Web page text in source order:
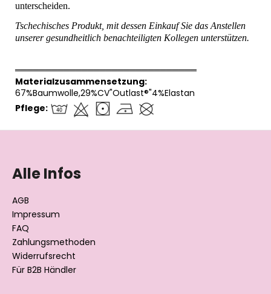
unterscheiden.
Tschechisches Produkt, mit dessen Einkauf Sie das Anstellen
unserer gesundheitlich benachteiligten Kollegen unterstützen.
══════════════════════════════
Materialzusammensetzung:
67%Baumwolle,29%CV"Outlast®"4%Elastan
Pflege:
F
Alle Infos
AGB
Impressum
FAQ
Zahlungsmethoden
Widerrufsrecht
Für B2B Händler